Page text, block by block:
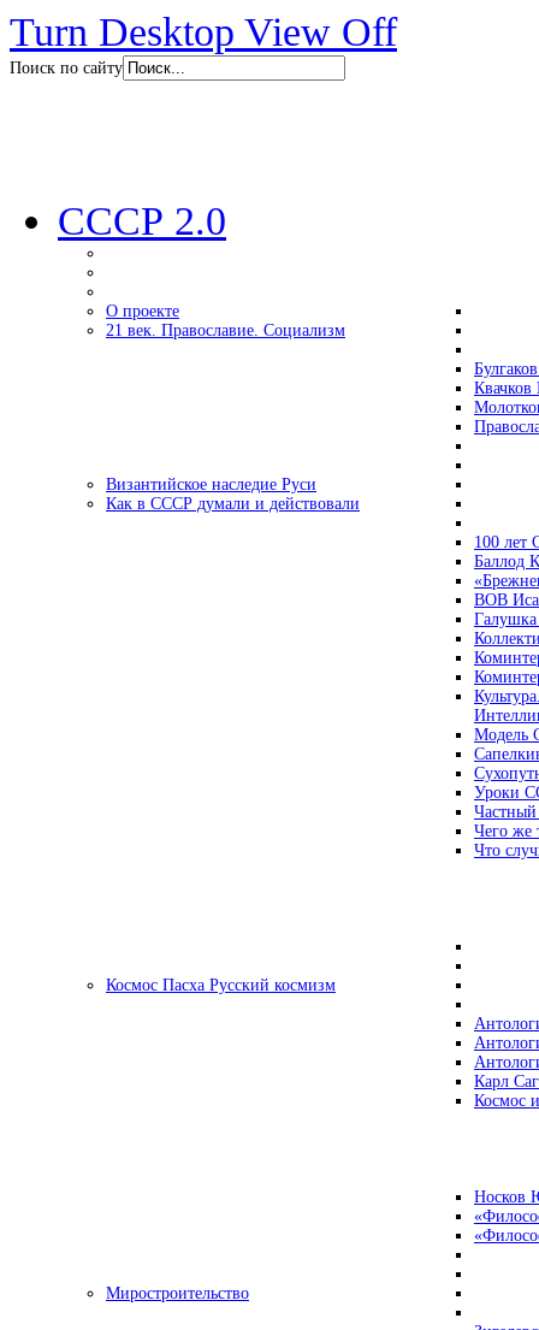
Turn Desktop View Off
Поиск по сайту
СССР 2.0
О проекте
21 век. Православие. Социализм
Византийское наследие Руси
Как в СССР думали и действовали
100 лет
Баллод
ВОВ
Модель
Уроки
Чего же
Что
Космос Пасха Русский космизм
Карл
Космос
Носков
Миростроительство